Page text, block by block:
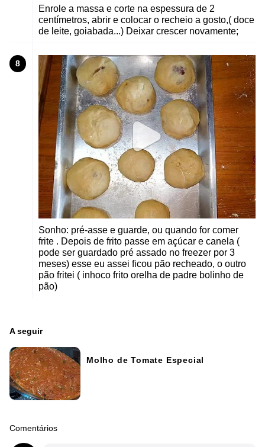
Enrole a massa e corte na espessura de 2
centímetros, abrir e colocar o recheio a gosto,( doce
de leite, goiabada...) Deixar crescer novamente;
8
Sonho: pré-asse e guarde, ou quando for comer
frite . Depois de frito passe em açúcar e canela (
pode ser guardado pré assado no freezer por 3
meses) esse eu assei ficou pão recheado, o outro
pão fritei ( inhoco frito orelha de padre bolinho de
pão)
A seguir
Molho de Tomate Especial
Comentários